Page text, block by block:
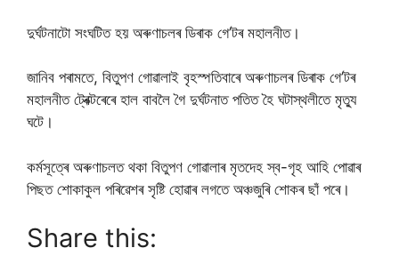
দুৰ্ঘটনাটো সংঘটিত হয় অৰুণাচলৰ ডিৰাক গে’টৰ মহালনীত।
জানিব পৰামতে, বিতুপণ গোৱালাই বৃহস্পতিবাৰে অৰুণাচলৰ ডিৰাক গে’টৰ
মহালনীত ট্ৰেক্টৰেৰে হাল বাবলৈ গৈ দুৰ্ঘটনাত পতিত হৈ ঘটাস্থলীতে মৃত্যু
ঘটে।
কৰ্মসূত্ৰে অৰুণাচলত থকা বিতুপণ গোৱালাৰ মৃতদেহ স্ব-গৃহ আহি পোৱাৰ
পিছত শোকাকুল পৰিৱেশৰ সৃষ্টি হোৱাৰ লগতে অঞ্চজুৰি শোকৰ ছাঁ পৰে।
Share this: